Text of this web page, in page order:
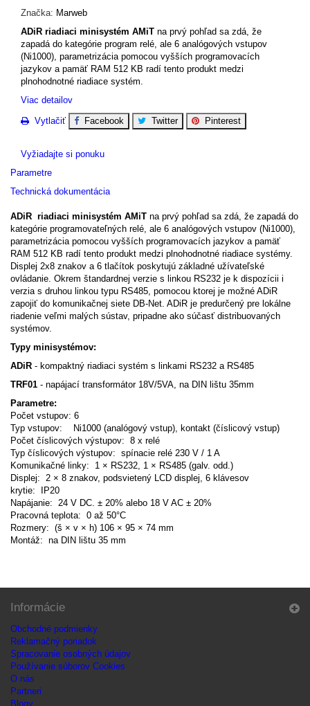
Značka: Marweb
ADiR riadiaci minisystém AMiT na prvý pohľad sa zdá, že
zapadá do kategórie program relé, ale 6 analógových vstupov
(Ni1000), parametrizácia pomocou vyšších programovacích
jazykov a pamäť RAM 512 KB radí tento produkt medzi
plnohodnotné riadiace systém.
Viac detailov
Vytlačiť
Facebook Twitter Pinterest
Vyžiadajte si ponuku
Parametre
Technická dokumentácia
ADiR riadiaci minisystém AMiT na prvý pohľad sa zdá, že zapadá do
kategórie programovateľných relé, ale 6 analógových vstupov (Ni1000),
parametrizácia pomocou vyšších programovacích jazykov a pamäť
RAM 512 KB radí tento produkt medzi plnohodnotné riadiace systémy.
Displej 2x8 znakov a 6 tlačítok poskytujú základné užívateľské
ovládanie. Okrem štandardnej verzie s linkou RS232 je k dispozícii i
verzia s druhou linkou typu RS485, pomocou ktorej je možné ADiR
zapojiť do komunikačnej siete DB-Net. ADiR je predurčený pre lokálne
riadenie veľmi malých sústav, pripadne ako súčasť distribuovaných
systémov.
Typy minisystémov:
ADiR - kompaktný riadiaci systém s linkami RS232 a RS485
TRF01 - napájací transformátor 18V/5VA, na DIN lištu 35mm
Parametre:
Počet vstupov: 6
Typ vstupov: Ni1000 (analógový vstup), kontakt (číslicový vstup)
Počet číslicových výstupov: 8 x relé
Typ číslicových výstupov: spínacie relé 230 V / 1 A
Komunikačné linky: 1 × RS232, 1 × RS485 (galv. odd.)
Displej: 2 × 8 znakov, podsvietený LCD displej, 6 klávesov
krytie: IP20
Napájanie: 24 V DC. ± 20% alebo 18 V AC ± 20%
Pracovná teplota: 0 až 50°C
Rozmery: (š × v × h) 106 × 95 × 74 mm
Montáž: na DIN lištu 35 mm
Informácie
Obchodné podmienky
Reklamačný poriadok
Spracovanie osobných údajov
Používanie súborov Cookies
O nás
Partneri
Blogy